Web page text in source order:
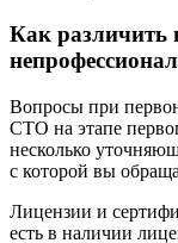
Как различить
Вопросы при
СТО на этапе
несколько
с которой вы
Лицензии и
есть в наличии